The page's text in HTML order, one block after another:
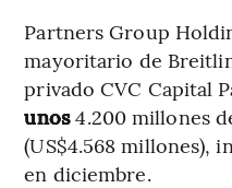
Partners Group
mayoritario de
privado CVC Capital
unos4.200 millones
(US$4.568 millones),
en diciembre.